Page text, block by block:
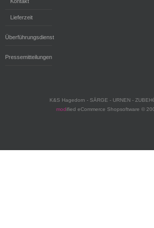
Lieferzeit
Überführungsdienst
Pressemitteilungen
K&S Hagedorn - SÄRGE - URNEN -
modified eCommerce Shopsoftware ©